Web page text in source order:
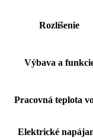
Rozlíšenie
Výbava a
Pracovná teplota
Elektrické